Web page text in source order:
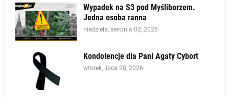
Wypadek na S3 pod Myśliborzem.
Jedna osoba ranna
niedziela, sierpnia 02, 2026
Kondolencje dla Pani Agaty Cybort
wtorek, lipca 28, 2026